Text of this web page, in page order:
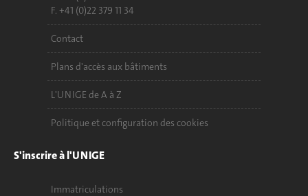
F. +41 (0)22 379 11 34
Contact
Plans d'accès aux bâtiments
L'UNIGE de A à Z
Politique et configuration des cookies
S'inscrire à l'UNIGE
Immatriculations